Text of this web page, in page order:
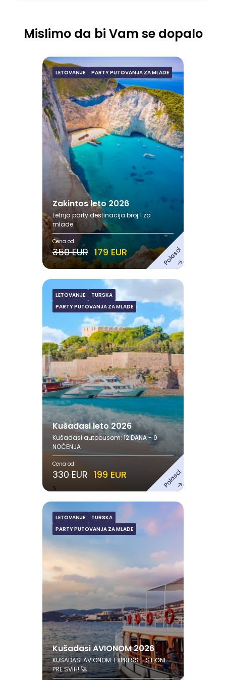
Mislimo da bi Vam se dopalo
LETOVANJE PARTY PUTOVANJA ZA MLADE
Zakintos leto 2026
Letnja party destinacija broj 1 za
mlade.
Cena od
350 EUR 179 EUR
s Polasci
Zakintos leto 2026
Avgust
15.08.2026. - 26.08.2026.
24.08.2026. - 04.09.2026.
Pogledaj ponudu
LETOVANJE
TURSKA
PARTY PUTOVANJA ZA MLADE
Kušadasi leto 2026
Kušadasi autobusom: 12 DANA - 9
NOĆENJA
Cena od
330 EUR 199 EUR
s Polasci
Kušadasi leto 2026
Avgust
09.08.2026. - 20.08.2026.
18.08.2026. - 29.08.2026.
Pogledaj ponudu
LETOVANJE
TURSKA
PARTY PUTOVANJA ZA MLADE
Kušadasi AVIONOM 2026
KUŠADASI AVIONOM: EXPRESS – STIGNI
PRE SVIH! 🚀
Kušadasi AVIONOM 2026
05.08.2026. - 12.08.2026.
08.08.2026. - 15.08.2026.
12.08.2026. - 19.08.2026.
15.08.2026. - 22.08.2026.
Pogledaj ponudu